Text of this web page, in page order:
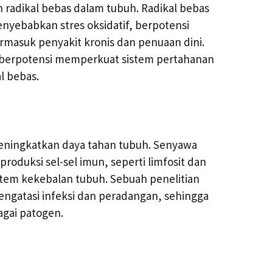
bebas dalam tubuh. Radikal bebas
stres oksidatif, berpotensi
penyakit kronis dan penuaan dini.
memperkuat sistem pertahanan
bebas.
daya tahan tubuh. Senyawa
sel-sel imun, seperti limfosit dan
kekebalan tubuh. Sebuah penelitian
infeksi dan peradangan, sehingga
patogen.